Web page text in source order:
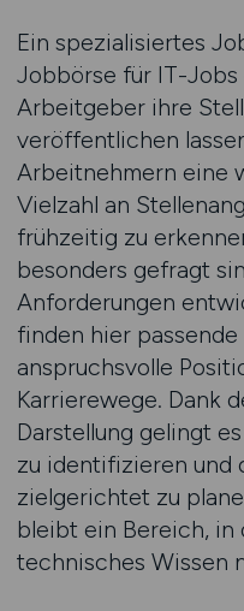
Ein spezialisiertes
Jobbörse für IT-Jobs
Arbeitgeber ihre
veröffentlichen
Arbeitnehmern eine
Vielzahl an
frühzeitig zu
besonders gefragt
Anforderungen
finden hier
anspruchsvolle
Karrierewege. Dank
Darstellung gelingt
zu identifizieren und
zielgerichtet zu
bleibt ein Bereich, in
technisches Wissen